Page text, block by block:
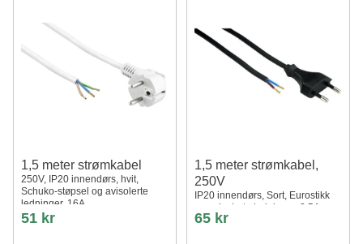
1,5 meter strømkabel
250V, IP20 innendørs, hvit,
Schuko-støpsel og avisolerte
ledninger, 16A
51 kr
1,5 meter strømkabel,
250V
IP20 innendørs, Sort, Eurostikk
og avisolerte ledninger, 2,5A
65 kr